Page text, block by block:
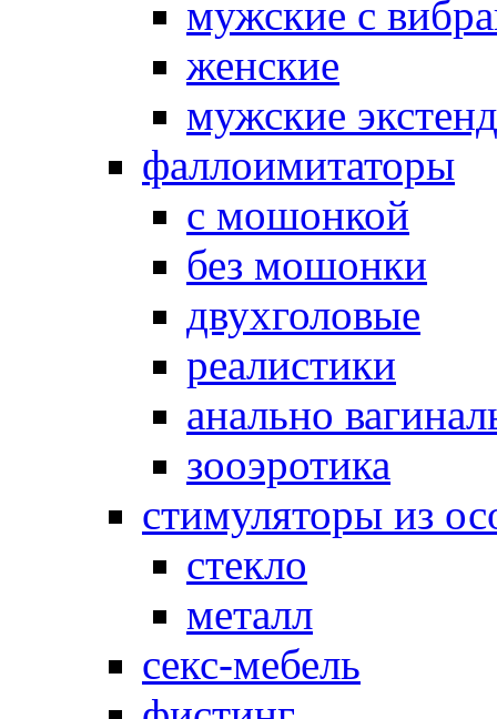
мужские с
женские
мужские
фаллоимитаторы
с мошонкой
без мошонки
двухголовые
реалистики
анально
зооэротика
стимуляторы из
стекло
металл
секс-мебель